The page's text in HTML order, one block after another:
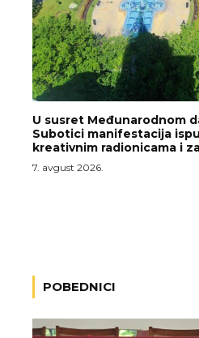
U susret Međunarodnom
Subotici manifestacija
kreativnim radionicama i
7. avgust 2026.
POBEDNICI